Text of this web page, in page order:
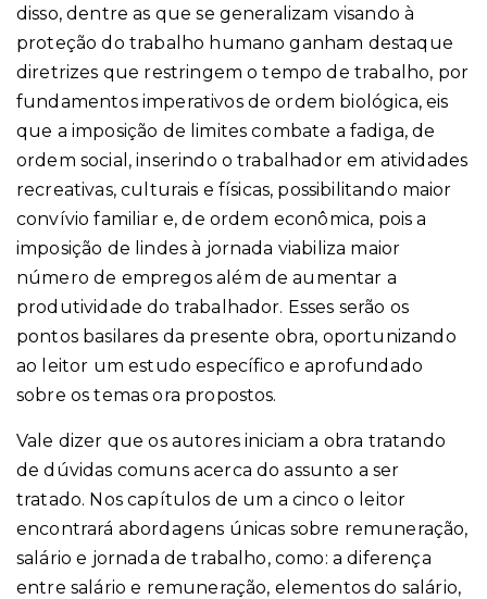
disso, dentre as que se generalizam visando à
proteção do trabalho humano ganham destaque
diretrizes que restringem o tempo de trabalho, por
fundamentos imperativos de ordem biológica, eis
que a imposição de limites combate a fadiga, de
ordem social, inserindo o trabalhador em atividades
recreativas, culturais e físicas, possibilitando maior
convívio familiar e, de ordem econômica, pois a
imposição de lindes à jornada viabiliza maior
número de empregos além de aumentar a
produtividade do trabalhador. Esses serão os
pontos basilares da presente obra, oportunizando
ao leitor um estudo específico e aprofundado
sobre os temas ora propostos.
Vale dizer que os autores iniciam a obra tratando
de dúvidas comuns acerca do assunto a ser
tratado. Nos capítulos de um a cinco o leitor
encontrará abordagens únicas sobre remuneração,
salário e jornada de trabalho, como: a diferença
entre salário e remuneração, elementos do salário,